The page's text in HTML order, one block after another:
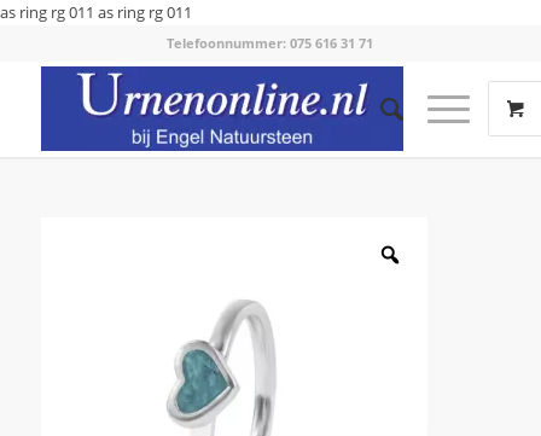
as ring rg 011 as ring rg 011
Telefoonnummer: 075 616 31 71